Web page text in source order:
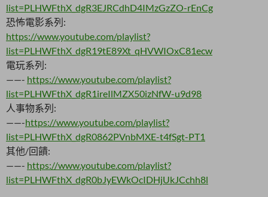
list=PLHWFthX_dgR3EJRCdhD4IMzGzZO-rEnCg
恐怖電影系列:
https://www.youtube.com/playlist?
list=PLHWFthX_dgR19tE89Xt_qHVWIOxC81ecw
電玩系列:
——- https://www.youtube.com/playlist?
list=PLHWFthX_dgR1ireIlMZX50izNfW-u9d98
人事物系列:
——-https://www.youtube.com/playlist?
list=PLHWFthX_dgR0862PVnbMXE-t4fSgt-PT1
其他/回饋:
——- https://www.youtube.com/playlist?
list=PLHWFthX_dgR0bJyEWkOcIDHjUkJCchh8l